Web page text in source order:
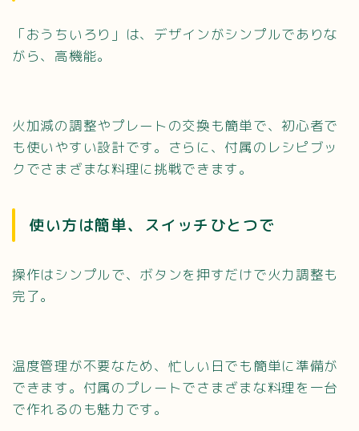
「おうちいろり」は、デザインがシンプルでありな
がら、高機能。
火加減の調整やプレートの交換も簡単で、初心者で
も使いやすい設計です。さらに、付属のレシピブッ
クでさまざまな料理に挑戦できます。
使い方は簡単、スイッチひとつで
操作はシンプルで、ボタンを押すだけで火力調整も
完了。
温度管理が不要なため、忙しい日でも簡単に準備が
できます。付属のプレートでさまざまな料理を一台
で作れるのも魅力です。